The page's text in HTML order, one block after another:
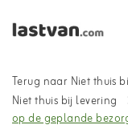
Terug naar Niet thuis
Niet thuis bij levering
op de geplande